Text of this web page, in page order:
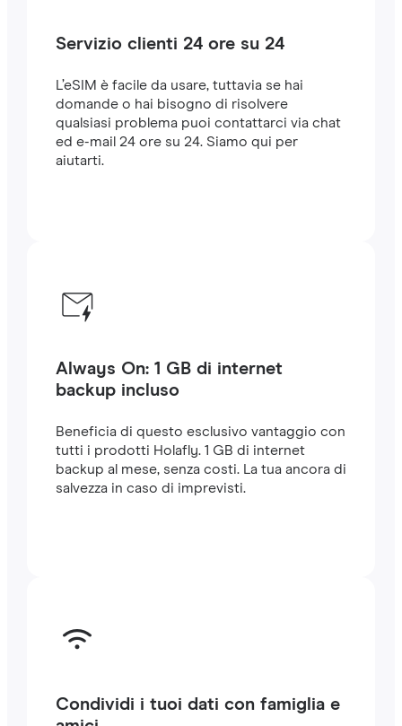
Servizio clienti 24 ore su 24
L’eSIM è facile da usare, tuttavia se hai
domande o hai bisogno di risolvere
qualsiasi problema puoi contattarci via chat
ed e-mail 24 ore su 24. Siamo qui per
aiutarti.
Always On: 1 GB di internet
backup incluso
Beneficia di questo esclusivo vantaggio con
tutti i prodotti Holafly. 1 GB di internet
backup al mese, senza costi. La tua ancora di
salvezza in caso di imprevisti.
Condividi i tuoi dati con famiglia e